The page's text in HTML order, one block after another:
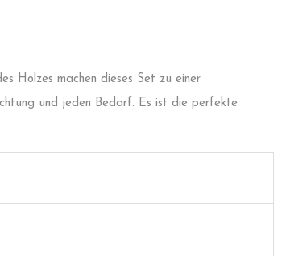
Holzes machen dieses Set zu einer
und jeden Bedarf. Es ist die perfekte